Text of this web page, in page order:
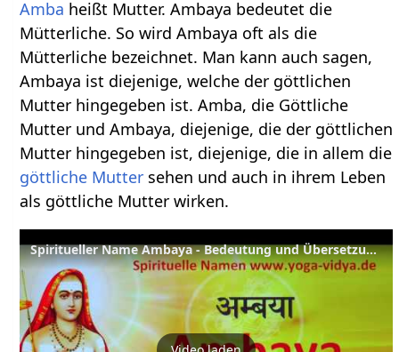
Amba heißt Mutter. Ambaya bedeutet die
Mütterliche. So wird Ambaya oft als die
Mütterliche bezeichnet. Man kann auch sagen,
Ambaya ist diejenige, welche der göttlichen
Mutter hingegeben ist. Amba, die Göttliche
Mutter und Ambaya, diejenige, die der göttlichen
Mutter hingegeben ist, diejenige, die in allem die
göttliche Mutter sehen und auch in ihrem Leben
als göttliche Mutter wirken.
Spiritueller Name Ambaya - Bedeutung und Übersetzung aus dem Sanskrit